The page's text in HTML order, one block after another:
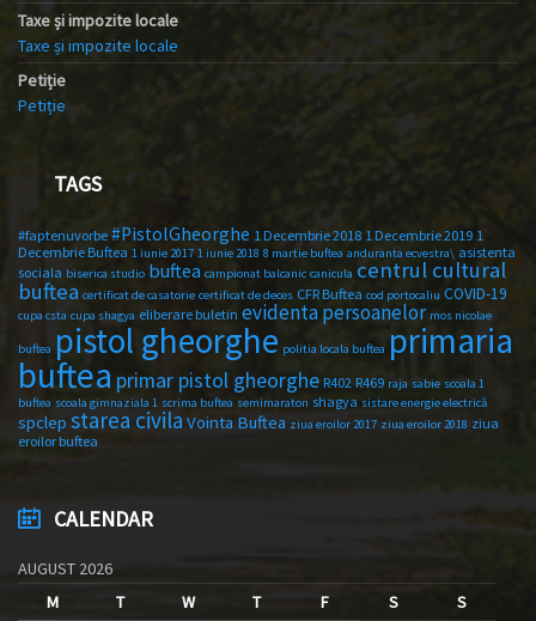
Taxe și impozite locale
Taxe și impozite locale
Petiție
Petiție
TAGS
#faptenuvorbe #PistolGheorghe 1 Decembrie 2018 1 Decembrie 2019 1
Decembrie Buftea 1 iunie 2017 1 iunie 2018 8 martie buftea anduranta ecvestra\ asistenta
sociala biserica studio buftea campionat balcanic canicula centrul cultural
buftea certificat de casatorie certificat de deces CFR Buftea cod portocaliu COVID-19
cupa csta cupa shagya eliberare buletin evidenta persoanelor mos nicolae
buftea pistol gheorghe politia locala buftea primaria
buftea primar pistol gheorghe R402 R469 raja sabie scoala 1
buftea scoala gimnaziala 1 scrima buftea semimaraton shagya sistare energie electrică
spclep starea civila Vointa Buftea ziua eroilor 2017 ziua eroilor 2018 ziua
eroilor buftea
CALENDAR
AUGUST 2026
M
T W T F S S